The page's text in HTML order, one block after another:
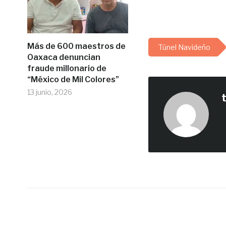
Más de 600 maestros de
Oaxaca denuncian
fraude millonario de
“México de Mil Colores”
13 junio, 2026
Túnel Navideño